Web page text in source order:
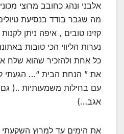
אלבני ונהג כחובב מרוצי
מה שגבר בודד בנסיעת
קזינו טובים , איפה ניתן
נערות הליווי הכי טובות
כל אחת ולהזכיר שהוא שלח
את ” הנחת הבית “… הגעתי
עם בחילות משמעותיות ..(
אגב…)
את הימים עד למרוץ השקעתי